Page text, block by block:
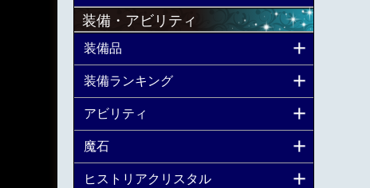
装備・アビリティ
装備品
装備ランキング
アビリティ
魔石
ヒストリアクリスタル